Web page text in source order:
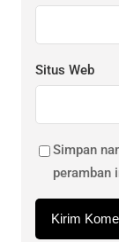
Situs Web
Simpan
peramban